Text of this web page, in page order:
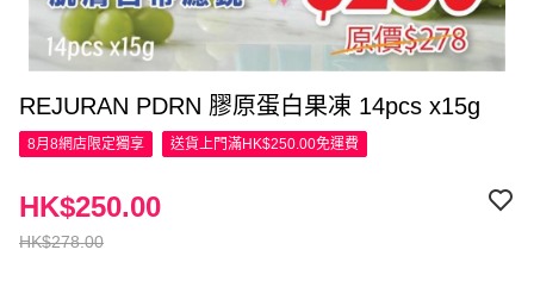
REJURAN PDRN 膠原蛋白果凍 14pcs x15g
8月8網店限定獨享 送貨上門滿HK$250.00免運費
HK$278.00
HK$250.00